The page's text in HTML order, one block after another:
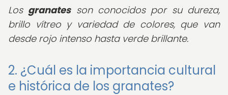
Los granatesson conocidos por su dureza,
brillo vítreo y variedad de colores, que van
desde rojo intenso hasta verde brillante.
2. ¿Cuál es la importancia cultural
e histórica de los granates?